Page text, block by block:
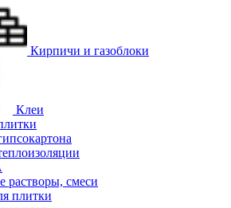
Кирпичи и газоблоки
Клеи
растворы, смеси
плитки